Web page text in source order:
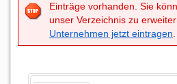
Einträge vorhanden. Sie
unser Verzeichnis zu
Unternehmen jetzt eintragen